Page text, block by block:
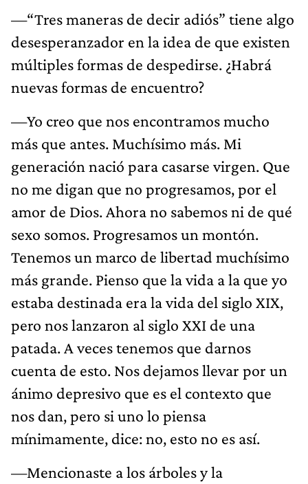
—“Tres maneras de decir adiós” tiene algo
desesperanzador en la idea de que existen
múltiples formas de despedirse. ¿Habrá
nuevas formas de encuentro?
—Yo creo que nos encontramos mucho
más que antes. Muchísimo más. Mi
generación nació para casarse virgen. Que
no me digan que no progresamos, por el
amor de Dios. Ahora no sabemos ni de qué
sexo somos. Progresamos un montón.
Tenemos un marco de libertad muchísimo
más grande. Pienso que la vida a la que yo
estaba destinada era la vida del siglo XIX,
pero nos lanzaron al siglo XXI de una
patada. A veces tenemos que darnos
cuenta de esto. Nos dejamos llevar por un
ánimo depresivo que es el contexto que
nos dan, pero si uno lo piensa
mínimamente, dice: no, esto no es así.
—Mencionaste a los árboles y la